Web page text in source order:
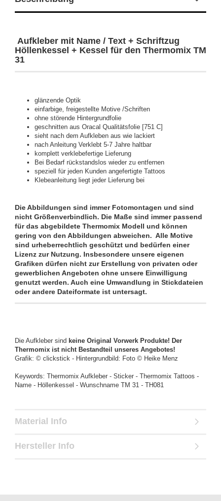
Aufkleber mit Name / Text + Schriftzug
Höllenkessel + Kessel für den Thermomix TM
31
glänzende Optik
einfarbige, freigestellte Motive /Schriften
ohne störende Hintergrundfolie
geschnitten aus Oracal Qualitätsfolie [751 C]
sieht nach dem Aufkleben aus wie lackiert
nach Anleitung Verklebt 5-7 Jahre haltbar
komplett verklebefertige Lieferung
Bei Bedarf rückstandslos wieder zu entfernen
speziell für jeden Kunden angefertigte Tattoos
Klebeanleitung liegt jeder Lieferung bei
Die Abbildungen sind immer Fotomontagen und sind
nicht Größenverbindlich. Die Maße sind immer passend
für das abgebildete Thermomix Modell und können
gering von den Abbildungen abweichen. Alle Motive
sind urheberrechtlich geschützt und bedürfen einer
Lizenz zur Nutzung. Insbesondere unsere eigenen
Grafiken dürfen nicht zur Erstellung von privaten oder
gewerblichen Angeboten ohne unsere Einwilligung
genutzt werden. Auch eine Umwandlung in Stickdateien
oder andere Dateiformate ist untersagt.
Die Aufkleber sind keine Original Vorwerk Produkte! Der
Thermomix ist nicht Bestandteil unseres Angebotes!
Grafik: © clickstick - Hintergrundbild: Foto © Heike Menz
Keywords: Thermomix Aufkleber - Sticker - Thermomix Tattoos -
Name - Höllenkessel - Wunschname TM 31 - TH081
Material Info
Hersteller Info